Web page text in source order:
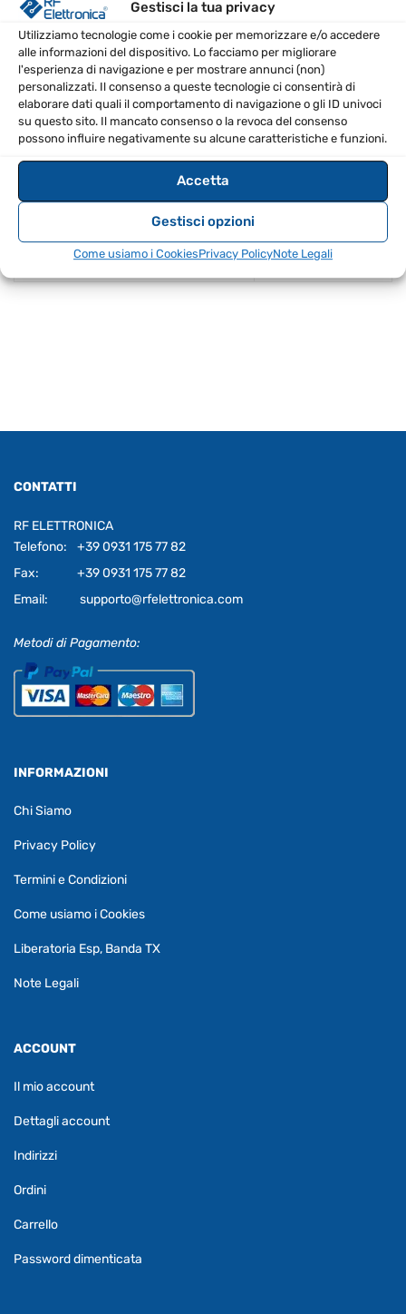
Gestisci la tua privacy
Utilizziamo tecnologie come i cookie per memorizzare e/o accedere
alle informazioni del dispositivo. Lo facciamo per migliorare
l'esperienza di navigazione e per mostrare annunci (non)
personalizzati. Il consenso a queste tecnologie ci consentirà di
elaborare dati quali il comportamento di navigazione o gli ID univoci
su questo sito. Il mancato consenso o la revoca del consenso
possono influire negativamente su alcune caratteristiche e funzioni.
Accetta
Gestisci opzioni
Come usiamo i CookiesPrivacy PolicyNote Legali
Lunghezza: 7,5 mt
XLR maschio a jack 6,3mm maschio mono
Con connettori Neutrik (Rean)
Saldato a mano
Manicotto modellato antipiega
Anello di codifica con inserto di siglatura
SPECIFICHE TECNICHE
Sezione trasversale 2 x 0,2 mm
CONTATTI
RF ELETTRONICA
Telefono:
+39 0931 175 77 82
Fax:
+39 0931 175 77 82
Email:
supporto@rfelettronica.com
Metodi di Pagamento:
INFORMAZIONI
Chi Siamo
Privacy Policy
Termini e Condizioni
Come usiamo i Cookies
Liberatoria Esp, Banda TX
Note Legali
ACCOUNT
Il mio account
Dettagli account
Indirizzi
Ordini
Carrello
Password dimenticata